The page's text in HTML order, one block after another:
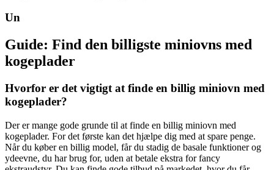
Un
Guide: Find den billigste miniovns med
kogeplader
Hvorfor er det vigtigt at finde en billig miniovn med
kogeplader?
Der er mange gode grunde til at finde en billig miniovn med
kogeplader. For det første kan det hjælpe dig med at spare penge.
Når du køber en billig model, får du stadig de basale funktioner og
ydeevne, du har brug for, uden at betale ekstra for fancy